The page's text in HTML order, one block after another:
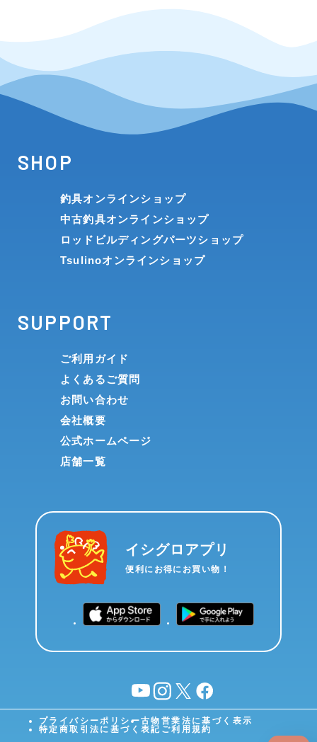
SHOP
釣具オンラインショップ
中古釣具オンラインショップ
ロッドビルディングパーツショップ
Tsulinoオンラインショップ
SUPPORT
ご利用ガイド
よくあるご質問
お問い合わせ
会社概要
公式ホームページ
店舗一覧
イシグロアプリ
便利にお得にお買い物！
YouTubeinstagram
X facebook
プライバシーポリシー古物営業法に基づく表示
特定商取引法に基づく表記 ご利用規約